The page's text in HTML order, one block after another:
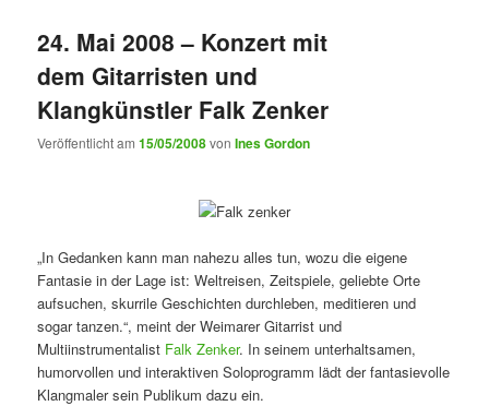
24. Mai 2008 – Konzert mit
dem Gitarristen und
Klangkünstler Falk Zenker
Veröffentlicht am15/05/2008vonInes Gordon
„In Gedanken kann man nahezu alles tun, wozu die eigene
Fantasie in der Lage ist: Weltreisen, Zeitspiele, geliebte Orte
aufsuchen, skurrile Geschichten durchleben, meditieren und
sogar tanzen.“, meint der Weimarer Gitarrist und
Multiinstrumentalist Falk Zenker. In seinem unterhaltsamen,
humorvollen und interaktiven Soloprogramm lädt der fantasievolle
Klangmaler sein Publikum dazu ein.